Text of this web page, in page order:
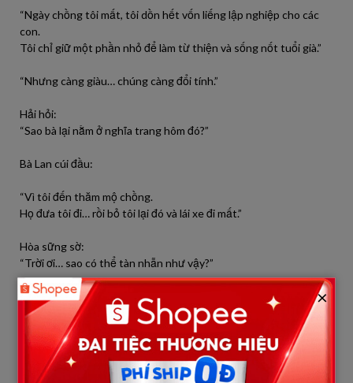
“Ngày chồng tôi mất, tôi dồn hết vốn liếng lập nghiệp cho các
con.
Tôi chỉ giữ một phần nhỏ để làm từ thiện và sống nốt tuổi già.”
“Nhưng càng giàu… chúng càng đổi tính.”
Hải hỏi:
“Sao bà lại nằm ở nghĩa trang hôm đó?”
Bà Lan cúi đầu:
“Vì tôi đến thăm mộ chồng.
Họ đưa tôi đi… rồi bỏ tôi lại đó và lái xe đi mất.”
Hòa sững sờ:
“Trời ơi… sao có thể tàn nhẫn như vậy?”
Bà Lan chỉ nói một câu:
“Tiền… có thể biến người thân thành người dưng.”
3. Bất ngờ xảy ra – hàng chục chiếc xe sang dừng trước nhà Hải
×